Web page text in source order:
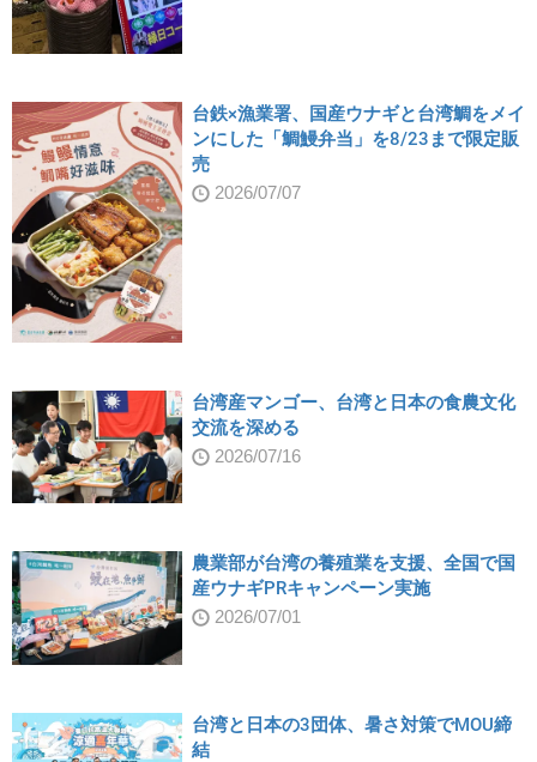
台鉄×漁業署、国産ウナギと台湾鯛をメイ
ンにした「鯛鰻弁当」を8/23まで限定販
売
2026/07/07
台湾産マンゴー、台湾と日本の食農文化
交流を深める
2026/07/16
農業部が台湾の養殖業を支援、全国で国
産ウナギPRキャンペーン実施
2026/07/01
台湾と日本の3団体、暑さ対策でMOU締
結